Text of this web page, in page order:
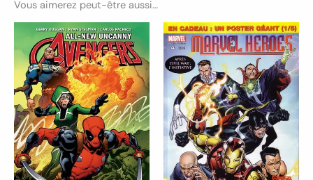
Vous aimerez peut-être aussi…